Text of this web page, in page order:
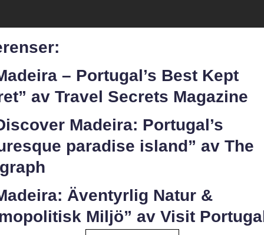
– Portugal’s Best Kept
av Travel Secrets Magazine
Madeira: Portugal’s
paradise island” av The
Äventyrlig Natur &
Miljö” av Visit